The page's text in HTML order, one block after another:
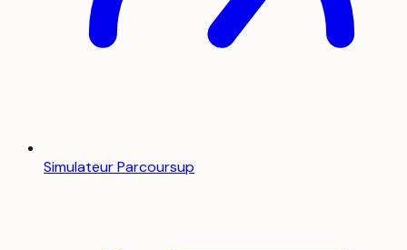
Simulateur Parcoursup